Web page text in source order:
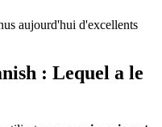
: Lequel a le